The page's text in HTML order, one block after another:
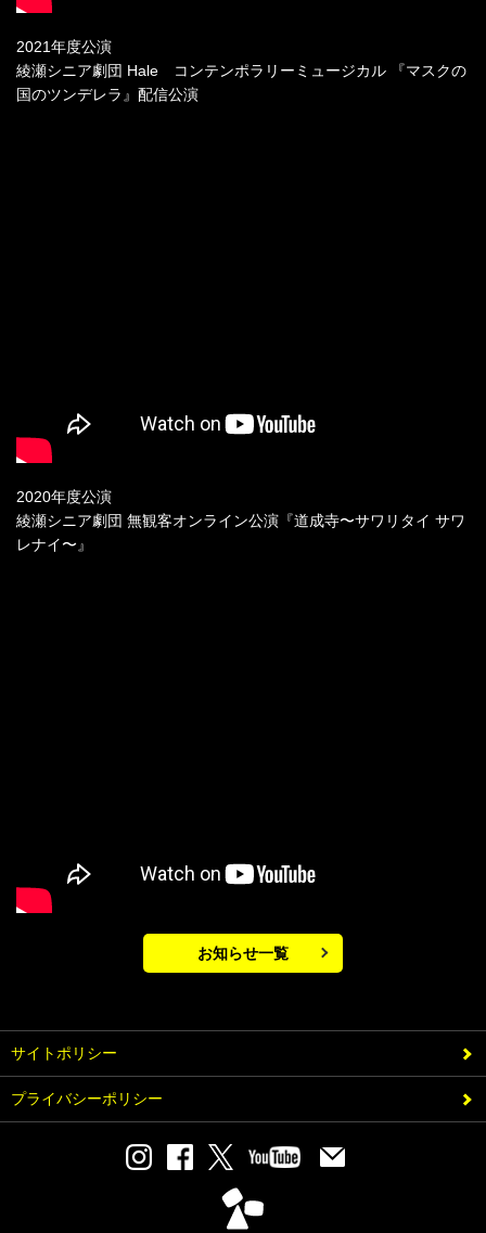
2021年度公演
綾瀬シニア劇団 Hale コンテンポラリーミュージカル 『マスクの
国のツンデレラ』配信公演
2020年度公演
綾瀬シニア劇団 無観客オンライン公演『道成寺〜サワリタイ サワ
レナイ〜』
お知らせ一覧
サイトポリシー
プライバシーポリシー